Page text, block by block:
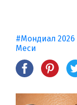
#Мондиал 2026
Меси